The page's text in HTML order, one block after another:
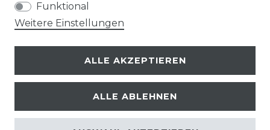
Funktional
Weitere Einstellungen
ALLE AKZEPTIEREN
ALLE ABLEHNEN